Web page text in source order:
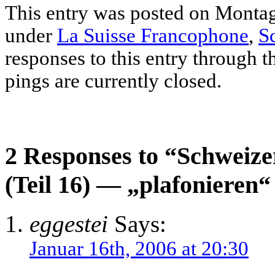
This entry was posted on
under La Suisse Francophone,
responses to this entry through
pings are currently closed.
2 Responses to
(Teil 16) —
eggestei Says:
Januar 16th, 2006 at 20:30